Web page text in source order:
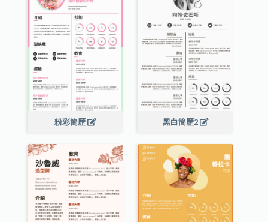
粉彩簡歷 黑白簡歷2